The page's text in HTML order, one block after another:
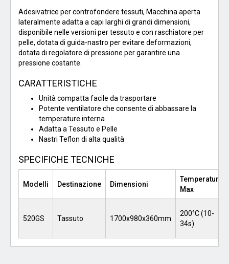
Adesivatrice per controfondere tessuti, Macchina aperta
lateralmente adatta a capi larghi di grandi dimensioni,
disponibile nelle versioni per tessuto e con raschiatore per
pelle, dotata di guida-nastro per evitare deformazioni,
dotata di regolatore di pressione per garantire una
pressione costante.
CARATTERISTICHE
Unità compatta facile da trasportare
Potente ventilatore che consente di abbassare la
temperature interna
Adatta a Tessuto e Pelle
Nastri Teflon di alta qualità
SPECIFICHE TECNICHE
Modelli Destinazione Dimensioni
Temperatura
Max
520GS Tassuto 1700x980x360mm
200°C (10-
34s)